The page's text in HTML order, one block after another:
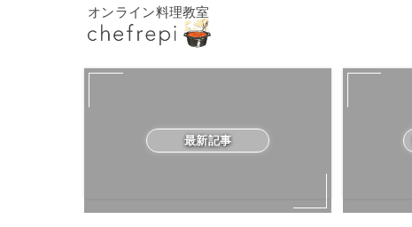
オンライン料理教室
最新記事